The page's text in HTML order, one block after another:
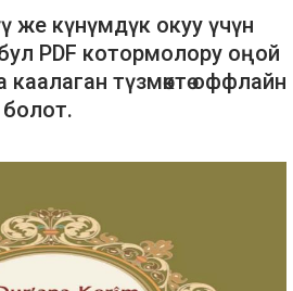
же күнүмдүк окуу үчүн
PDF котормолору оңой
түзмөктө оффлайн